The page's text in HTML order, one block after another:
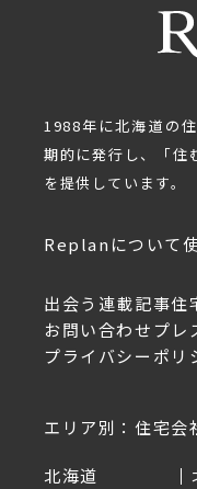
1988年に北海道の
期的に発行し、「住
を提供しています。
Replanについて
出会う 連載記事住
お問い合わせ プレ
プライバシーポリ
エリア別：住宅会
北海道